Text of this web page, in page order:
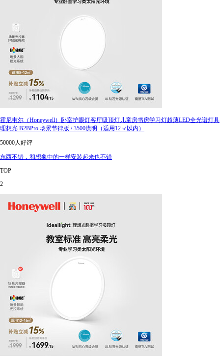
霍尼韦尔（Honeywell）卧室护眼灯客厅吸顶灯儿童房书房学习灯超薄LED全光谱灯具
理想光 B2BPro 场景节律版 / 3500流明（适用12㎡以内）
50000人好评
东西不错，和想象中的一样安装起来也不错
TOP
2